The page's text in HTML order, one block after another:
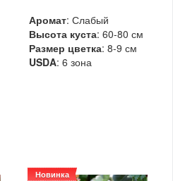
Аромат: Слабый
Высота куста: 60-80 см
Размер цветка: 8-9 см
USDA: 6 зона
Новинка